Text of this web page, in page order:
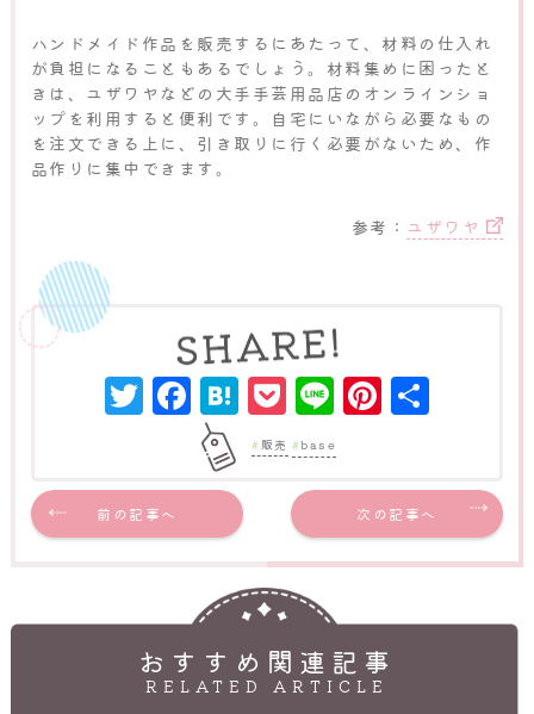
ハンドメイド作品を販売するにあたって、材料の仕入れ
が負担になることもあるでしょう。材料集めに困ったと
きは、ユザワヤなどの大手手芸用品店のオンラインショ
ップを利用すると便利です。自宅にいながら必要なもの
を注文できる上に、引き取りに行く必要がないため、作
品作りに集中できます。
参考： ユザワヤ
Twitter
Facebook
Hatena
Pocket
Line
販売 base
前の記事へ 次の記事へ
おすすめ関連記事
RELATED ARTICLE